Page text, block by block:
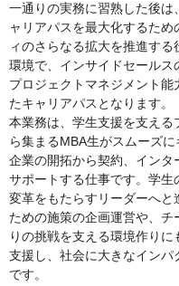
一通りの実務に習熟した後
ャリアパスを最大化するた
ィのさらなる拡大を推進す
環境で、インサイドセール
プロジェクトマネジメント
たキャリアパスとなります。
本業務は、学生支援を支え
ら集まるMBA生がスムーズ
企業の開拓から契約、インタ
サポートする仕事です。学生
変革をもたらすリーダーへ
ための施策の企画運営や、チ
りの挑戦を支える環境作り
支援し、社会に大きなイン
です。